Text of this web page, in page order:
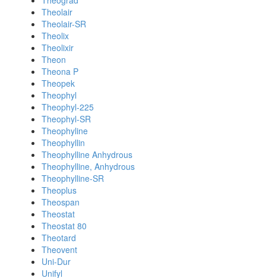
Theolair
Theolair-SR
Theolix
Theolixir
Theon
Theona P
Theopek
Theophyl
Theophyl-225
Theophyl-SR
Theophyline
Theophyllin
Theophylline Anhydrous
Theophylline, Anhydrous
Theophylline-SR
Theoplus
Theospan
Theostat
Theostat 80
Theotard
Theovent
Uni-Dur
Unifyl